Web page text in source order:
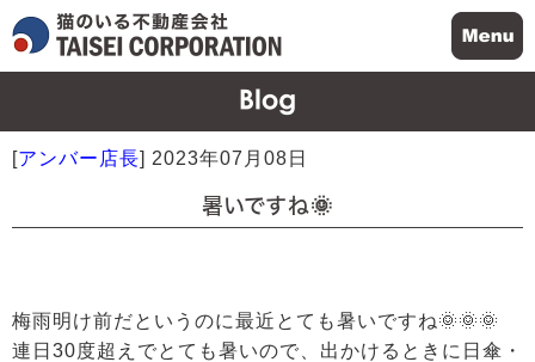
[アンバー店長] 2023年07月08日
暑いですね🌞
梅雨明け前だというのに最近とても暑いですね🌞🌞🌞
連日30度超えでとても暑いので、出かけるときに日傘・